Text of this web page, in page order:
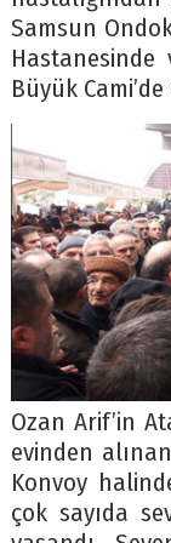
Samsun
Büyük
Ozan Arif’in
evinden
Konvoy
çok sayıda